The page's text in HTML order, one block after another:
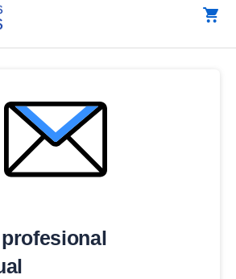
Digitales | Agencia de Marketing